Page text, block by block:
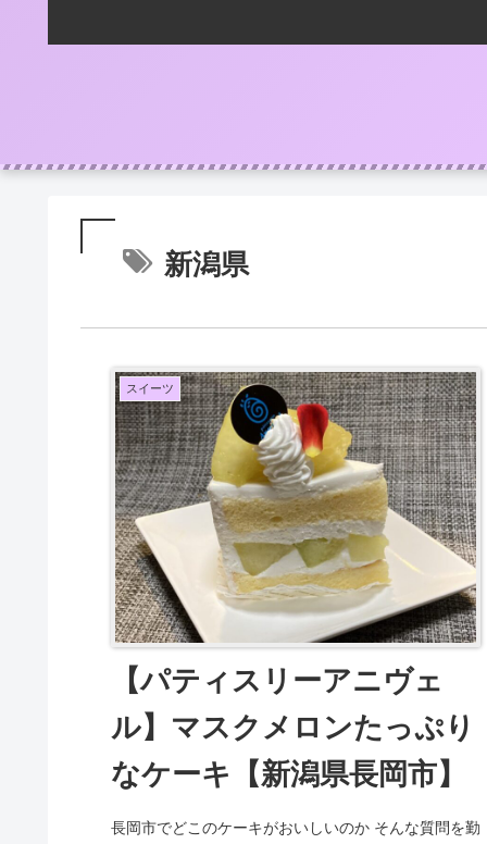
新潟県
スイーツ
【パティスリーアニヴェ
ル】マスクメロンたっぷり
なケーキ【新潟県長岡市】
長岡市でどこのケーキがおいしいのか そんな質問を勤